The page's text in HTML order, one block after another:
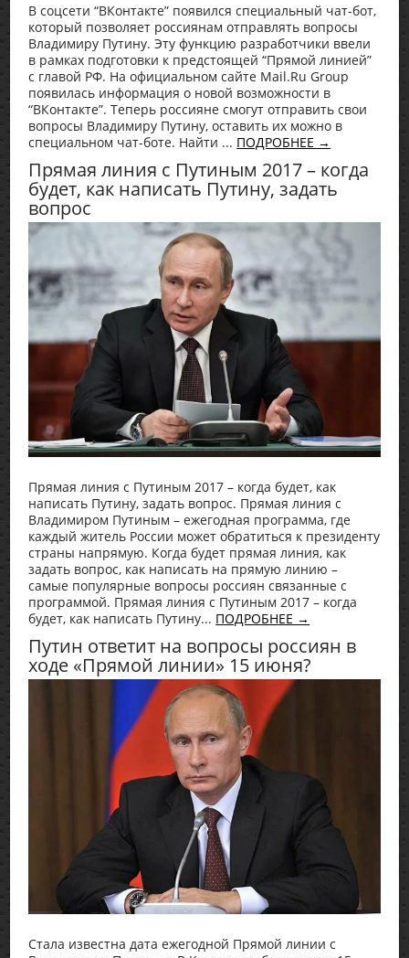
В соцсети “ВКонтакте” появился специальный чат-бот,
который позволяет россиянам отправлять вопросы
Владимиру Путину. Эту функцию разработчики ввели
в рамках подготовки к предстоящей “Прямой линией”
с главой РФ. На официальном сайте Mail.Ru Group
появилась информация о новой возможности в
“ВКонтакте”. Теперь россияне смогут отправить свои
вопросы Владимиру Путину, оставить их можно в
специальном чат-боте. Найти ... ПОДРОБНЕЕ →
Прямая линия с Путиным 2017 – когда
будет, как написать Путину, задать
вопрос
Прямая линия с Путиным 2017 – когда будет, как
написать Путину, задать вопрос. Прямая линия с
Владимиром Путиным – ежегодная программа, где
каждый житель России может обратиться к президенту
страны напрямую. Когда будет прямая линия, как
задать вопрос, как написать на прямую линию –
самые популярные вопросы россиян связанные с
программой. Прямая линия с Путиным 2017 – когда
будет, как написать Путину... ПОДРОБНЕЕ →
Путин ответит на вопросы россиян в
ходе «Прямой линии» 15 июня?
Стала известна дата ежегодной Прямой линии с